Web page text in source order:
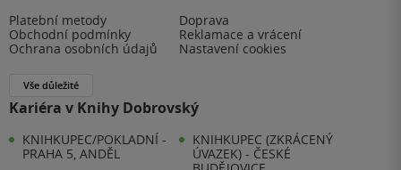
Platební metody
Doprava
Obchodní podmínky
Reklamace a vrácení
Ochrana osobních údajů
Nastavení cookies
Vše důležité
Kariéra v Knihy Dobrovský
KNIHKUPEC/POKLADNÍ -
PRAHA 5, ANDĚL
KNIHKUPEC (ZKRÁCENÝ
ÚVAZEK) - ČESKÉ